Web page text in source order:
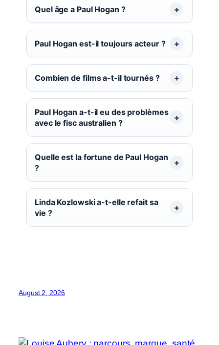
Quel âge a Paul Hogan ?
Paul Hogan est-il toujours acteur ?
Combien de films a-t-il tournés ?
Paul Hogan a-t-il eu des problèmes
avec le fisc australien ?
Quelle est la fortune de Paul Hogan
?
Linda Kozlowski a-t-elle refait sa
vie ?
August 2, 2026